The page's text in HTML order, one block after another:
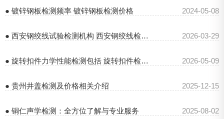
● 镀锌钢板检测频率 镀锌钢板检测价格 2024-05-08
● 西安钢绞线试验检测机构 西安钢绞线检测多少钱 2026-03-29
● 旋转扣件力学性能检测包括 旋转扣件检测规范 2026-05-09
● 贵州井盖检测及价格相关介绍 2025-12-15
● 铜仁声学检测：全方位了解与专业服务 2025-08-02